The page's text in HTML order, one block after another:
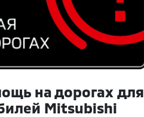
на дорогах для
Mitsubishi